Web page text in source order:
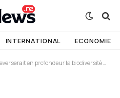
INTERNATIONAL ECONOMIE
en profondeur la biodiversité microbienne des sols